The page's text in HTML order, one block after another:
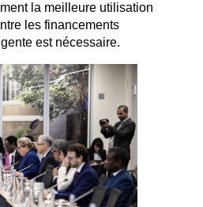
la meilleure utilisation
les financements
est nécessaire.